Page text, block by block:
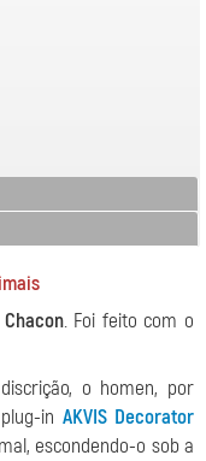
. Foi feito com o
o homen, por
in AKVIS Decorator
escondendo-o sob a